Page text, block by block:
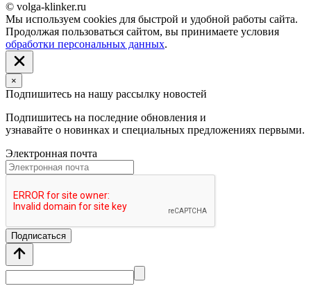
© volga-klinker.ru
Мы используем cookies для быстрой и удобной работы сайта.
Продолжая пользоваться сайтом, вы принимаете условия
обработки персональных данных.
×
Подпишитесь на нашу рассылку новостей
Подпишитесь на последние обновления и
узнавайте о новинках и специальных предложениях первыми.
Электронная почта
Подписаться